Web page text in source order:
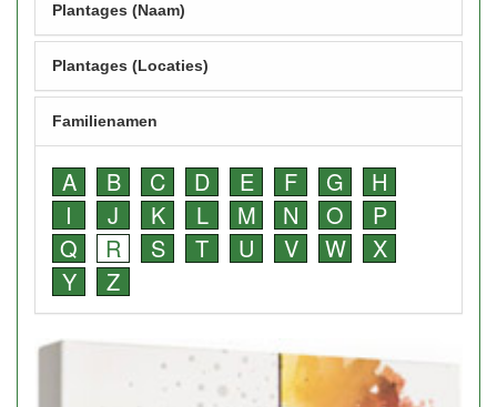
Plantages (Naam)
Plantages (Locaties)
Familienamen
A B C D E F G
H
I
J K L M N O
P
Q
R S T U V W
X
Y
Z